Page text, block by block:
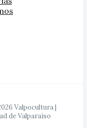
Valpocultura |
de Valparaíso